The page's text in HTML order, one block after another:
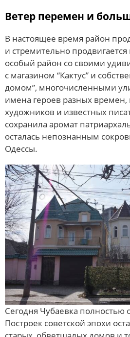
Ветер перемен и
В настоящее время район
и стремительно
особый район со своими
с магазином “Кактус” и
домом”, многочисленными
имена героев разных времен,
художников и известных
сохранила аромат
осталась непознанным
Одессы.
Сегодня Чубаевка полностью
Построек советской эпохи